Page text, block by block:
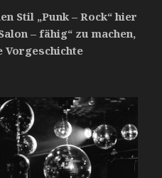
Stil „Punk – Rock“ hier
– fähig“ zu machen,
Vorgeschichte